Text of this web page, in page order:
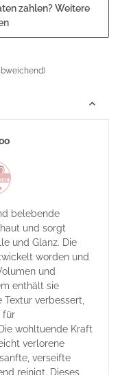
zahlen?Weitere
belebende
und sorgt
und Glanz. Die
worden und
und
enthält sie
Textur verbessert,
für
wohltuende Kraft
verlorene
verseifte
reinigt. Dieses